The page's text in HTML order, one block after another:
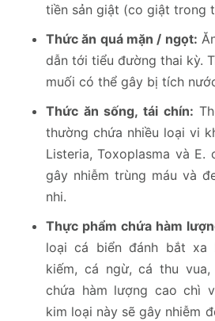
tiền sản giật (co giật trong
Thức ăn quá mặn / ngọt:
dẫn tới tiểu đường thai kỳ.
muối có thể gây bị tích
Thức ăn sống, tái chín:
thường chứa nhiều loại vi
Listeria, Toxoplasma và
gây nhiễm trùng máu và
nhi.
Thực phẩm chứa hàm
loại cá biển đánh bắt xa
kiếm, cá ngừ, cá thu
chứa hàm lượng cao chì
kim loại này sẽ gây nhiễm